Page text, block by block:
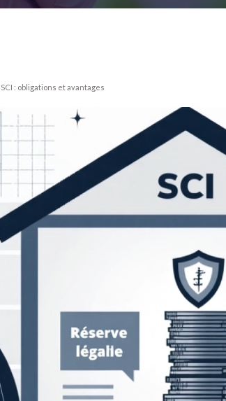
: obligations et avantages